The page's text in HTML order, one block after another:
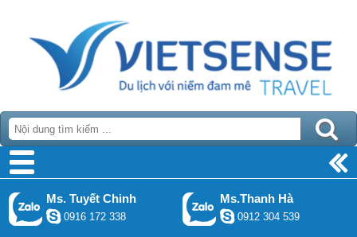
Ms. Tuyết Chinh
0916 172 338
Ms.Thanh Hà
0912 304 539